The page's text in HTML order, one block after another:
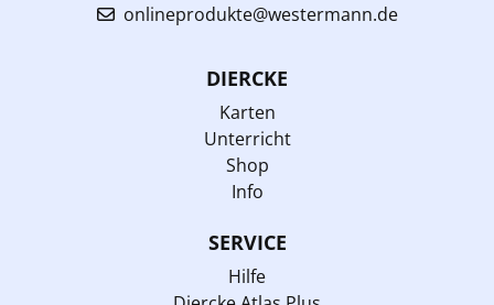
onlineprodukte@westermann.de
DIERCKE
Karten
Unterricht
Shop
Info
SERVICE
Hilfe